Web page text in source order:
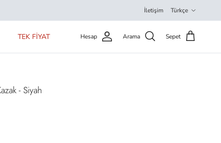
İletişim Türkçe
TEK FİYAT Hesap Arama Sepet
- Siyah